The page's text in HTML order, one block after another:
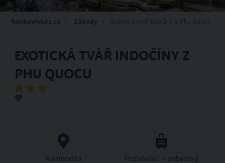
Rainbowtours.cz Zájezdy
EXOTICKÁ TVÁŘ INDOČÍNY Z
PHU QUOCU
Kambodža Poznávací + pobytový